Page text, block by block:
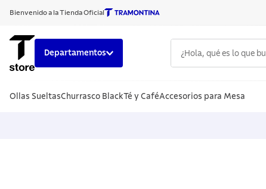
Bienvenido a la Tienda Oficial
Departamentos
Ollas SueltasChurrasco BlackTé y CaféAccesorios para Mesa
1.
cuchillos